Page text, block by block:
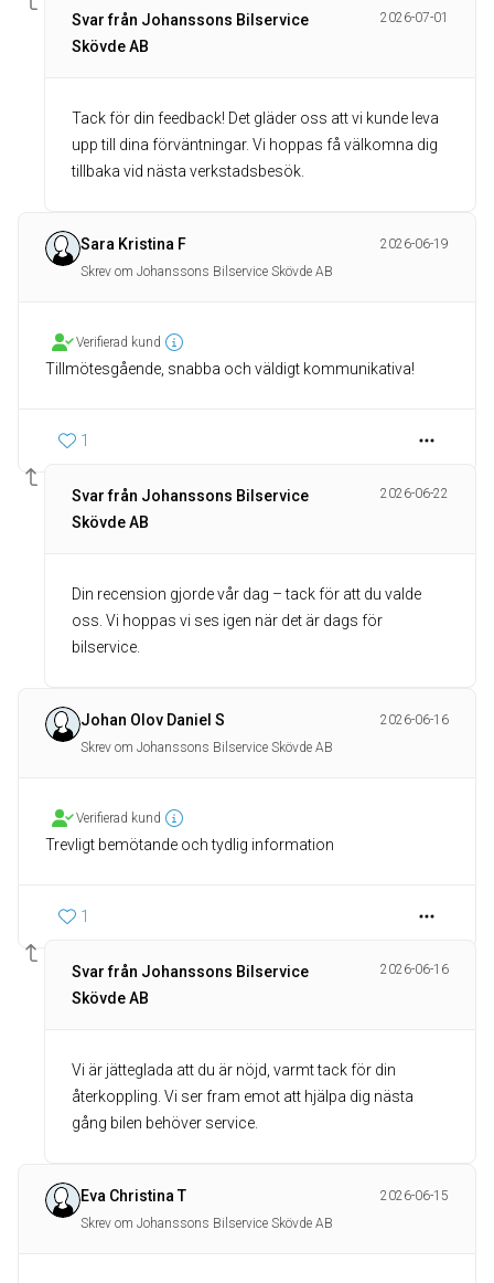
Svar från Johanssons Bilservice
Skövde AB
2026-07-01
Tack för din feedback! Det gläder oss att vi kunde leva
upp till dina förväntningar. Vi hoppas få välkomna dig
tillbaka vid nästa verkstadsbesök.
Sara Kristina F
2026-06-19
Skrev om Johanssons Bilservice Skövde AB
Verifierad kund
Tillmötesgående, snabba och väldigt kommunikativa!
1
Svar från Johanssons Bilservice
Skövde AB
2026-06-22
Din recension gjorde vår dag – tack för att du valde
oss. Vi hoppas vi ses igen när det är dags för
bilservice.
Johan Olov Daniel S
2026-06-16
Skrev om Johanssons Bilservice Skövde AB
Verifierad kund
Trevligt bemötande och tydlig information
1
Svar från Johanssons Bilservice
Skövde AB
2026-06-16
Vi är jätteglada att du är nöjd, varmt tack för din
återkoppling. Vi ser fram emot att hjälpa dig nästa
gång bilen behöver service.
Eva Christina T
2026-06-15
Skrev om Johanssons Bilservice Skövde AB